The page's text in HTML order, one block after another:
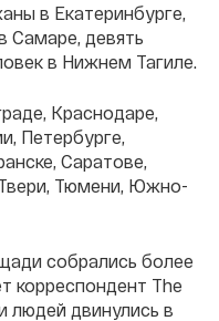
в Екатеринбурге,
Самаре, девять
в Нижнем Тагиле.
Краснодаре,
Петербурге,
Саратове,
Тюмени, Южно-
собрались более
корреспондент The
людей двинулись в